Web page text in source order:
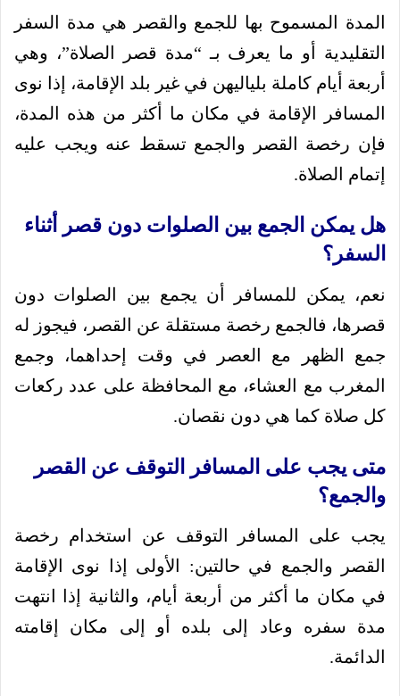
المدة المسموح بها للجمع والقصر هي مدة السفر
التقليدية أو ما يعرف بـ “مدة قصر الصلاة”، وهي
أربعة أيام كاملة بلياليهن في غير بلد الإقامة، إذا نوى
المسافر الإقامة في مكان ما أكثر من هذه المدة،
فإن رخصة القصر والجمع تسقط عنه ويجب عليه
إتمام الصلاة.
هل يمكن الجمع بين الصلوات دون قصر أثناء
السفر؟
نعم، يمكن للمسافر أن يجمع بين الصلوات دون
قصرها، فالجمع رخصة مستقلة عن القصر، فيجوز له
جمع الظهر مع العصر في وقت إحداهما، وجمع
المغرب مع العشاء، مع المحافظة على عدد ركعات
كل صلاة كما هي دون نقصان.
متى يجب على المسافر التوقف عن القصر
والجمع؟
يجب على المسافر التوقف عن استخدام رخصة
القصر والجمع في حالتين: الأولى إذا نوى الإقامة
في مكان ما أكثر من أربعة أيام، والثانية إذا انتهت
مدة سفره وعاد إلى بلده أو إلى مكان إقامته
الدائمة.